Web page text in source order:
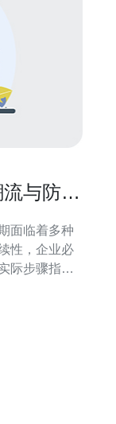
与防御
面临着多种
性，企业必
际步骤指
。具体步骤